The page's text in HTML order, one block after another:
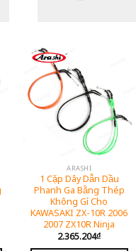
ARASHI
1 Cặp Dây Dẫn Dầu
Phanh Ga Bằng Thép
Không Gỉ Cho
KAWASAKI ZX-10R 2006
2007 ZX10R Ninja
2.365.204₫